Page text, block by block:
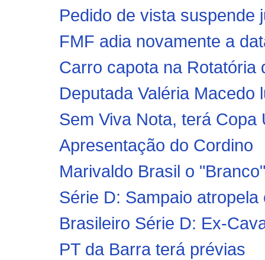
Pedido de vista suspende
FMF adia novamente a
Carro capota na Rotatória
Deputada Valéria Macedo
Sem Viva Nota, terá Copa
Apresentação do Cordino
Marivaldo Brasil o
Série D: Sampaio atropela
Brasileiro Série D: Ex-
PT da Barra terá prévias